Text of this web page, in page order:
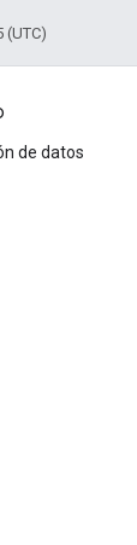
(UTC)
de datos